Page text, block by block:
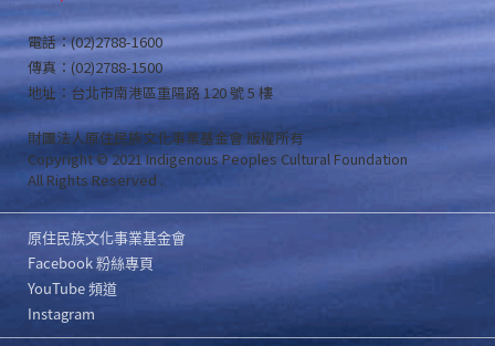
電話：(02)2788-1600
傳真：(02)2788-1500
地址：台北市南港區重陽路 120 號 5 樓
財團法人原住民族文化事業基金會 版權所有
Copyright © 2021 Indigenous Peoples Cultural Foundation
All Rights Reserved .
原住民族文化事業基金會
Facebook 粉絲專頁
YouTube 頻道
Instagram